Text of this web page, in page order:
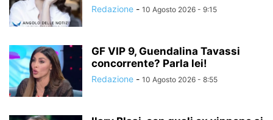
Redazione - 10 Agosto 2026 - 9:15
GF VIP 9, Guendalina Tavassi
concorrente? Parla lei!
Redazione - 10 Agosto 2026 - 8:55